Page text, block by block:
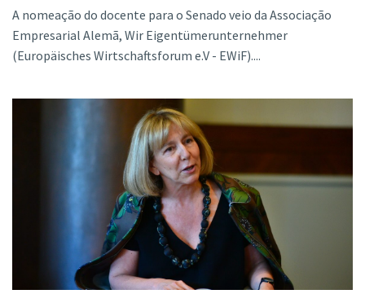
A nomeação do docente para o Senado veio da Associação
Empresarial Alemã, Wir Eigentümerunternehmer
(Europäisches Wirtschaftsforum e.V - EWiF)....